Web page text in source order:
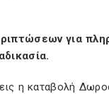
για
η καταβολή